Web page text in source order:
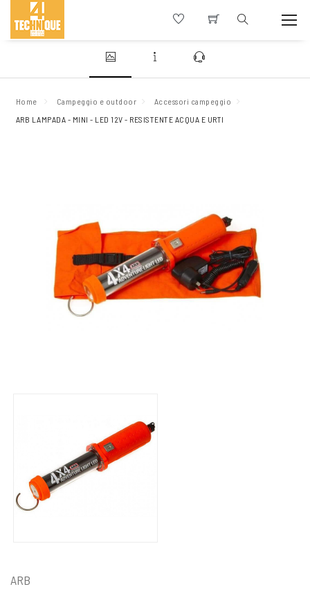
Home Campeggio e outdoor
Accessori campeggio
ARB LAMPADA - MINI - LED 12V - RESISTENTE ACQUA E URTI
ARB